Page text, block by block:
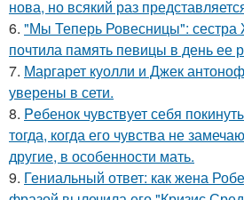
нова, но всякий раз
6. "Мы Теперь Ровесницы":
почтила память певицы в день ее
7. Маргарет куолли и Джек
уверены в сети.
8. Peбенок чувствует себя
тогда, когда его чувства не
другие, в особенности мать.
9. Гениальный ответ: как жена